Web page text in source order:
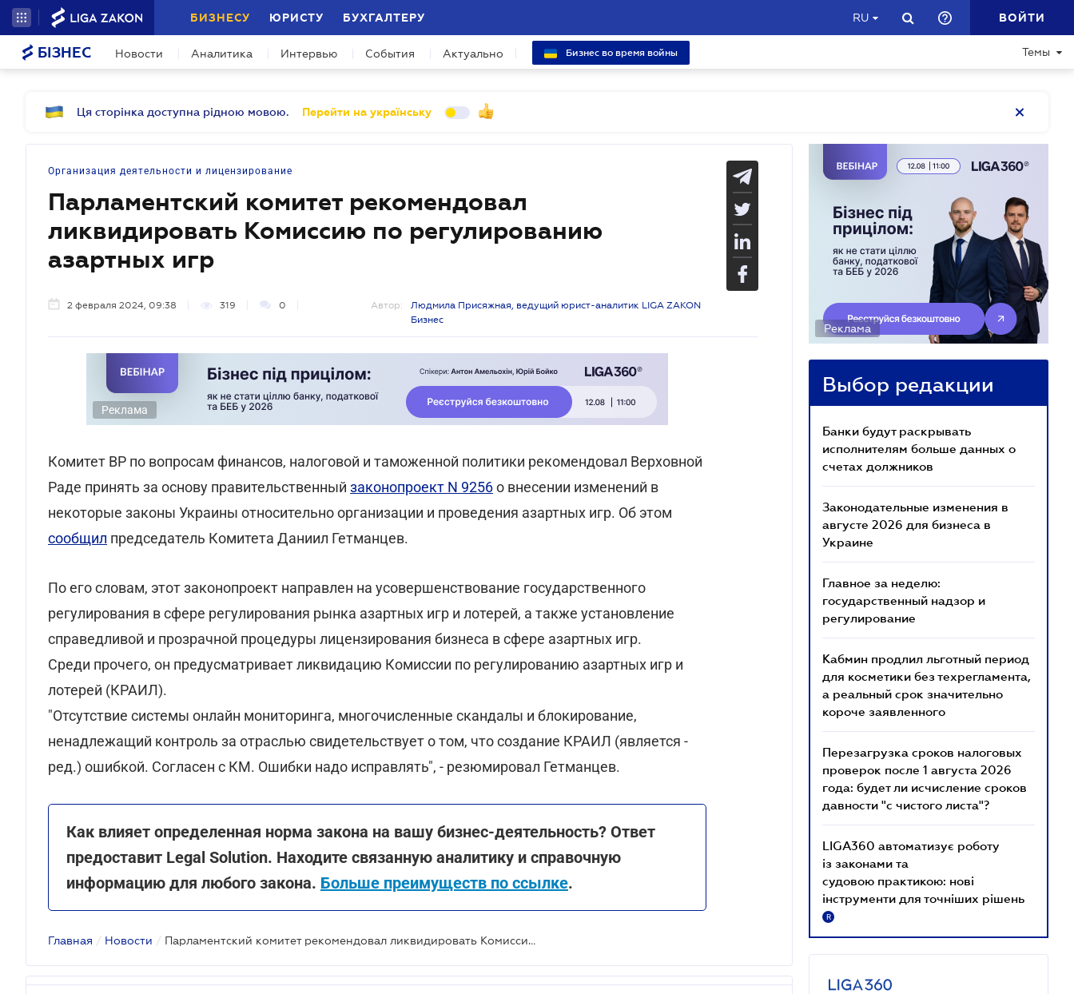
БИЗНЕСУ ЮРИСТУ БУХГАЛТЕРУ RU ВОЙТИ
БІЗНЕС Новости Аналитика Интервью События Актуально Бизнес во время войны Темы
Ця сторінка доступна рідною мовою. Перейти на українську
Организация деятельности и лицензирование
Парламентский комитет рекомендовал
ликвидировать Комиссию по регулированию
азартных игр
2 февраля 2024, 09:38 319 0 Автор:
Людмила Присяжная, ведущий юрист-аналитик LIGA ZAKON
Бизнес
Реклама
Комитет ВР по вопросам финансов, налоговой и таможенной политики рекомендовал Верховной
Раде принять за основу правительственный законопроект N 9256о внесении изменений в
некоторые законы Украины относительно организации и проведения азартных игр. Об этом
сообщил председатель Комитета Даниил Гетманцев.
По его словам, этот законопроект направлен на усовершенствование государственного
регулирования в сфере регулирования рынка азартных игр и лотерей, а также установление
справедливой и прозрачной процедуры лицензирования бизнеса в сфере азартных игр.
Среди прочего, он предусматривает ликвидацию Комиссии по регулированию азартных игр и
лотерей (КРАИЛ).
"Отсутствие системы онлайн мониторинга, многочисленные скандалы и блокирование,
ненадлежащий контроль за отраслью свидетельствует о том, что создание КРАИЛ (является -
ред.) ошибкой. Согласен с КМ. Ошибки надо исправлять", - резюмировал Гетманцев.
Как влияет определенная норма закона на вашу бизнес-деятельность? Ответ
предоставит Legal Solution. Находите связанную аналитику и справочную
информацию для любого закона. Больше преимуществ по ссылке.
Главная / Новости / Парламентский комитет рекомендовал ликвидировать Комиссию по регулированию азартных игр
Реклама
Выбор редакции
Банки будут раскрывать
исполнителям больше данных о
счетах должников
Законодательные изменения в
августе 2026 для бизнеса в
Украине
Главное за неделю:
государственный надзор и
регулирование
Кабмин продлил льготный период
для косметики без техрегламента,
а реальный срок значительно
короче заявленного
Перезагрузка сроков налоговых
проверок после 1 августа 2026
года: будет ли исчисление сроков
давности "с чистого листа"?
LIGA360 автоматизує роботу
із законами та
судовою практикою: нові
інструменти для точніших рішень
R